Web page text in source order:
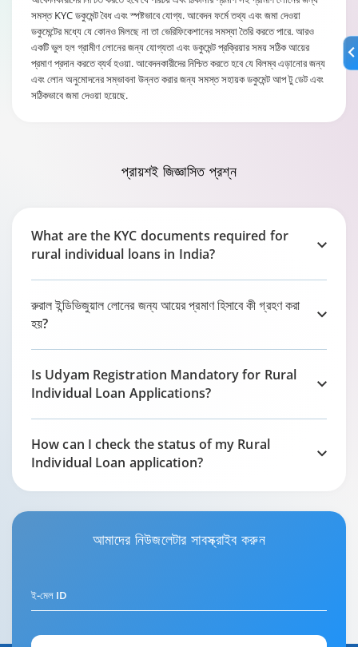
সমস্ত KYC ডকুমেন্ট বৈধ এবং স্পষ্টভাবে যোগ্য. আবেদন ফর্মে তথ্য এবং জমা দেওয়া
ডকুমেন্টের মধ্যে যে কোনও মিলছে না তা ভেরিফিকেশানের সমস্যা তৈরি করতে পারে. আরও
একটি ভুল হল গ্রামীণ লোনের জন্য যোগ্যতা এবং ডকুমেন্ট প্রক্রিয়ার সময় সঠিক আয়ের
প্রমাণ প্রদান করতে ব্যর্থ হওয়া. আবেদনকারীদের নিশ্চিত করতে হবে যে বিলম্ব এড়ানোর জন্য
এবং লোন অনুমোদনের সম্ভাবনা উন্নত করার জন্য সমস্ত সহায়ক ডকুমেন্ট আপ টু ডেট এবং
সঠিকভাবে জমা দেওয়া হয়েছে.
প্রায়শই জিজ্ঞাসিত প্রশ্ন
What are the KYC documents required for
rural individual loans in India?
রুরাল ইন্ডিভিজুয়াল লোনের জন্য আয়ের প্রমাণ হিসাবে কী গ্রহণ করা
হয়?
Is Udyam Registration Mandatory for Rural
Individual Loan Applications?
How can I check the status of my Rural
Individual Loan application?
আমাদের নিউজলেটার সাবস্ক্রাইব করুন
ই-মেল ID